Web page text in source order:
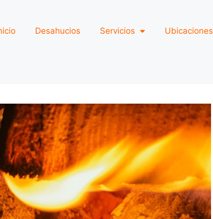
Desahucios Servicios Ubicaciones